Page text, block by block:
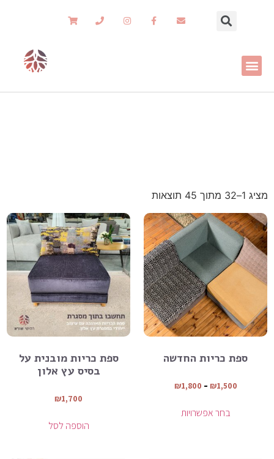
מציג 1–32 מתוך 45 תוצאות
ספת כריות החדשה
₪1,500
–
₪1,800
בחר אפשרויות
ספת כריות מובנית על
בסיס עץ אלון
₪1,700
הוספה לסל